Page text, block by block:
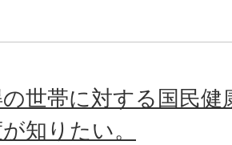
世帯に対する国民健
知りたい。